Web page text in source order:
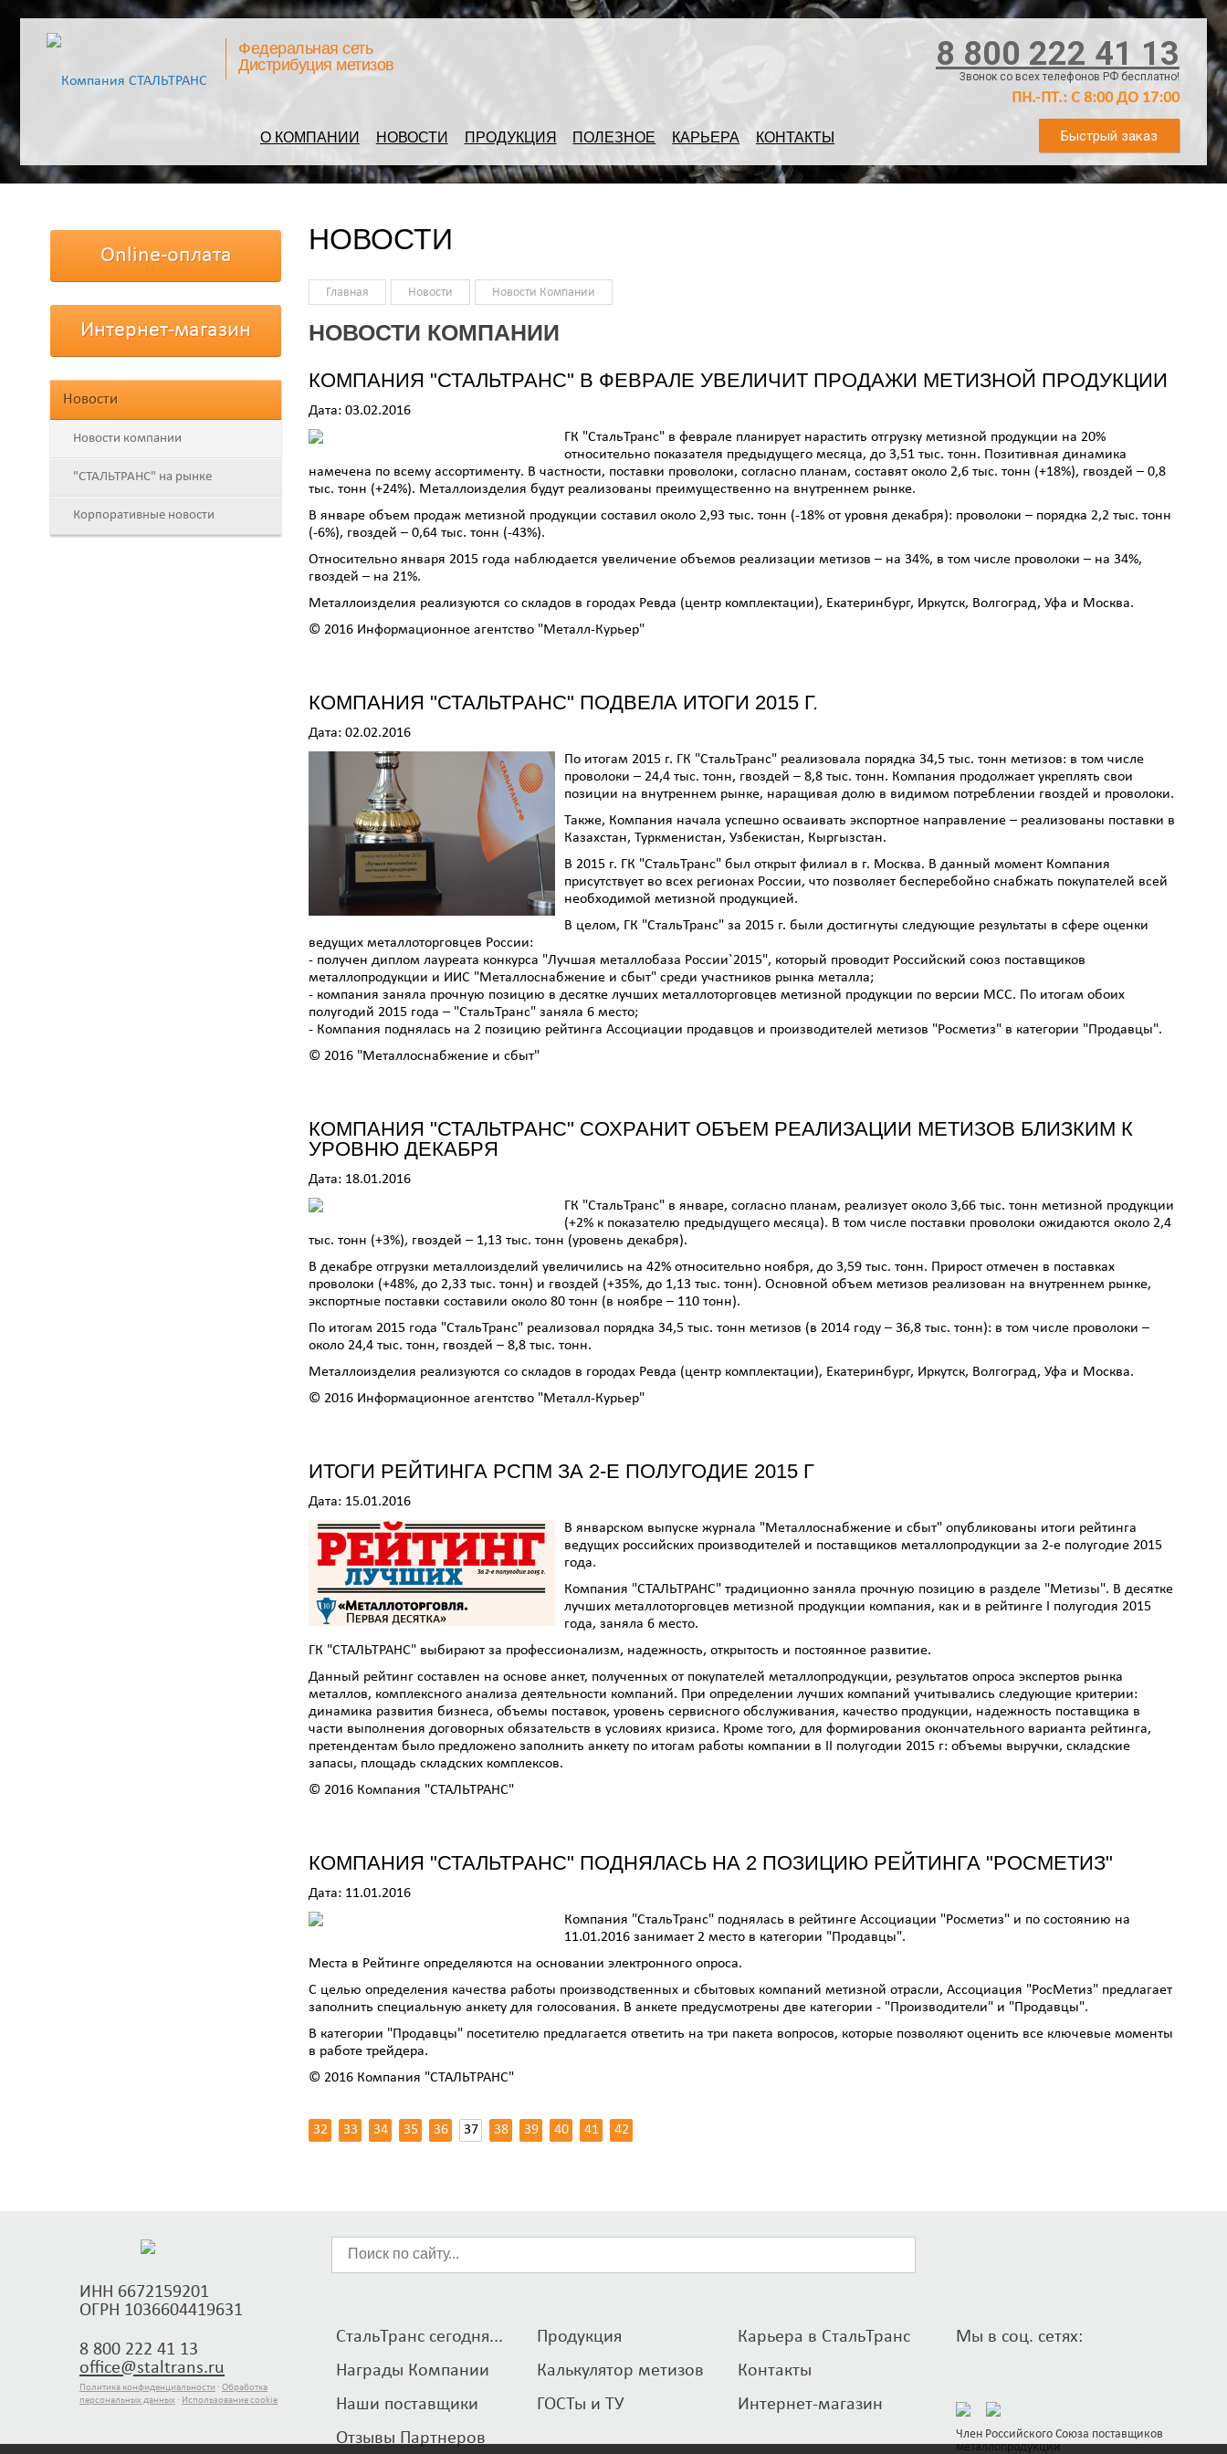
Федеральная сеть
Дистрибуция метизов
8 800 222 41 13
Звонок со всех телефонов РФ бесплатно!
ПН.-ПТ.: С 8:00 ДО 17:00
О КОМПАНИИ НОВОСТИ ПРОДУКЦИЯ ПОЛЕЗНОЕ КАРЬЕРА КОНТАКТЫ Быстрый заказ
Online-оплата
Интернет-магазин
Новости
Новости компании
"СТАЛЬТРАНС" на рынке
Корпоративные новости
НОВОСТИ
Главная Новости Новости Компании
НОВОСТИ КОМПАНИИ
КОМПАНИЯ "СТАЛЬТРАНС" В ФЕВРАЛЕ УВЕЛИЧИТ ПРОДАЖИ МЕТИЗНОЙ ПРОДУКЦИИ
Дата: 03.02.2016
ГК "СтальТранс" в феврале планирует нарастить отгрузку метизной продукции на 20%
относительно показателя предыдущего месяца, до 3,51 тыс. тонн. Позитивная динамика
намечена по всему ассортименту. В частности, поставки проволоки, согласно планам, составят около 2,6 тыс. тонн (+18%), гвоздей – 0,8
тыс. тонн (+24%). Металлоизделия будут реализованы преимущественно на внутреннем рынке.
В январе объем продаж метизной продукции составил около 2,93 тыс. тонн (-18% от уровня декабря): проволоки – порядка 2,2 тыс. тонн
(-6%), гвоздей – 0,64 тыс. тонн (-43%).
Относительно января 2015 года наблюдается увеличение объемов реализации метизов – на 34%, в том числе проволоки – на 34%,
гвоздей – на 21%.
Металлоизделия реализуются со складов в городах Ревда (центр комплектации), Екатеринбург, Иркутск, Волгоград, Уфа и Москва.
© 2016 Информационное агентство "Металл-Курьер"
КОМПАНИЯ "СТАЛЬТРАНС" ПОДВЕЛА ИТОГИ 2015 Г.
Дата: 02.02.2016
По итогам 2015 г. ГК "СтальТранс" реализовала порядка 34,5 тыс. тонн метизов: в том числе
проволоки – 24,4 тыс. тонн, гвоздей – 8,8 тыс. тонн. Компания продолжает укреплять свои
позиции на внутреннем рынке, наращивая долю в видимом потреблении гвоздей и проволоки.
Также, Компания начала успешно осваивать экспортное направление – реализованы поставки в
Казахстан, Туркменистан, Узбекистан, Кыргызстан.
В 2015 г. ГК "СтальТранс" был открыт филиал в г. Москва. В данный момент Компания
присутствует во всех регионах России, что позволяет бесперебойно снабжать покупателей всей
необходимой метизной продукцией.
В целом, ГК "СтальТранс" за 2015 г. были достигнуты следующие результаты в сфере оценки
ведущих металлоторговцев России:
- получен диплом лауреата конкурса "Лучшая металлобаза России`2015", который проводит Российский союз поставщиков
металлопродукции и ИИС "Металлоснабжение и сбыт" среди участников рынка металла;
- компания заняла прочную позицию в десятке лучших металлоторговцев метизной продукции по версии МСС. По итогам обоих
полугодий 2015 года – "СтальТранс" заняла 6 место;
- Компания поднялась на 2 позицию рейтинга Ассоциации продавцов и производителей метизов "Росметиз" в категории "Продавцы".
© 2016 "Металлоснабжение и сбыт"
КОМПАНИЯ "СТАЛЬТРАНС" СОХРАНИТ ОБЪЕМ РЕАЛИЗАЦИИ МЕТИЗОВ БЛИЗКИМ К
УРОВНЮ ДЕКАБРЯ
Дата: 18.01.2016
ГК "СтальТранс" в январе, согласно планам, реализует около 3,66 тыс. тонн метизной продукции
(+2% к показателю предыдущего месяца). В том числе поставки проволоки ожидаются около 2,4
тыс. тонн (+3%), гвоздей – 1,13 тыс. тонн (уровень декабря).
В декабре отгрузки металлоизделий увеличились на 42% относительно ноября, до 3,59 тыс. тонн. Прирост отмечен в поставках
проволоки (+48%, до 2,33 тыс. тонн) и гвоздей (+35%, до 1,13 тыс. тонн). Основной объем метизов реализован на внутреннем рынке,
экспортные поставки составили около 80 тонн (в ноябре – 110 тонн).
По итогам 2015 года "СтальТранс" реализовал порядка 34,5 тыс. тонн метизов (в 2014 году – 36,8 тыс. тонн): в том числе проволоки –
около 24,4 тыс. тонн, гвоздей – 8,8 тыс. тонн.
Металлоизделия реализуются со складов в городах Ревда (центр комплектации), Екатеринбург, Иркутск, Волгоград, Уфа и Москва.
© 2016 Информационное агентство "Металл-Курьер"
ИТОГИ РЕЙТИНГА РСПМ ЗА 2-Е ПОЛУГОДИЕ 2015 Г
Дата: 15.01.2016
В январском выпуске журнала "Металлоснабжение и сбыт" опубликованы итоги рейтинга
ведущих российских производителей и поставщиков металлопродукции за 2-е полугодие 2015
года.
Компания "СТАЛЬТРАНС" традиционно заняла прочную позицию в разделе "Метизы". В десятке
лучших металлоторговцев метизной продукции компания, как и в рейтинге I полугодия 2015
года, заняла 6 место.
ГК "СТАЛЬТРАНС" выбирают за профессионализм, надежность, открытость и постоянное развитие.
Данный рейтинг составлен на основе анкет, полученных от покупателей металлопродукции, результатов опроса экспертов рынка
металлов, комплексного анализа деятельности компаний. При определении лучших компаний учитывались следующие критерии:
динамика развития бизнеса, объемы поставок, уровень сервисного обслуживания, качество продукции, надежность поставщика в
части выполнения договорных обязательств в условиях кризиса. Кроме того, для формирования окончательного варианта рейтинга,
претендентам было предложено заполнить анкету по итогам работы компании в II полугодии 2015 г: объемы выручки, складские
запасы, площадь складских комплексов.
© 2016 Компания "СТАЛЬТРАНС"
КОМПАНИЯ "СТАЛЬТРАНС" ПОДНЯЛАСЬ НА 2 ПОЗИЦИЮ РЕЙТИНГА "РОСМЕТИЗ"
Дата: 11.01.2016
Компания "СтальТранс" поднялась в рейтинге Ассоциации "Росметиз" и по состоянию на
11.01.2016 занимает 2 место в категории "Продавцы".
Места в Рейтинге определяются на основании электронного опроса.
С целью определения качества работы производственных и сбытовых компаний метизной отрасли, Ассоциация "РосМетиз" предлагает
заполнить специальную анкету для голосования. В анкете предусмотрены две категории - "Производители" и "Продавцы".
В категории "Продавцы" посетителю предлагается ответить на три пакета вопросов, которые позволяют оценить все ключевые моменты
в работе трейдера.
© 2016 Компания "СТАЛЬТРАНС"
32 33 34 35 36 37 38 39 40 41 42
ИНН 6672159201
ОГРН 1036604419631
8 800 222 41 13
office@staltrans.ru
Политика конфиденциальности · Обработка
персональных данных · Использование cookie
СтальТранс сегодня...
Награды Компании
Наши поставщики
Отзывы Партнеров
Продукция
Калькулятор метизов
ГОСТы и ТУ
Карьера в СтальТранс
Контакты
Интернет-магазин
Мы в соц. сетях:
Член Российского Союза поставщиков
металлопродукции